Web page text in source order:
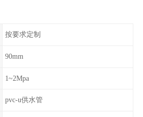
按要求定制
90mm
1~2Mpa
pvc-u供水管